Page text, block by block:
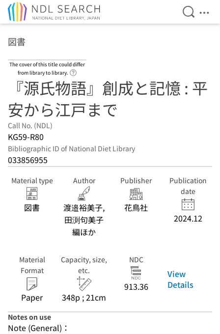
Open
図書
The cover of this title could differ
from library to library.
『源氏物語』創成と記憶 : 平
安から江戸まで
Call No. (NDL)
KG59-R80
Bibliographic ID of National Diet Library
033856955
Material type
図書
Author
渡邉裕美子,
田渕句美子
編ほか
Publisher
花鳥社
Publication
date
2024.12
Material
Format
Paper
Capacity, size,
etc.
348p ; 21cm
NDC
913.36
View
Details
Notes on use
Note (General)：